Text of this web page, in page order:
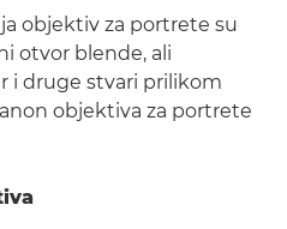
objektiv za portrete su
otvor blende, ali
i druge stvari prilikom
objektiva za portrete